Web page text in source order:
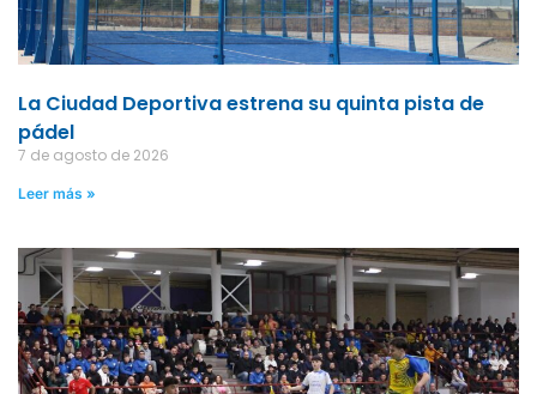
La Ciudad Deportiva estrena su quinta pista de
pádel
7 de agosto de 2026
Leer más »